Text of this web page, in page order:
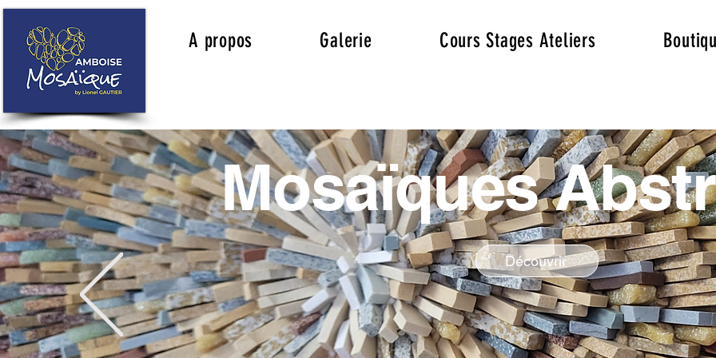
A propos Galerie Cours Stages Ateliers
Mosaïques
Découvrir